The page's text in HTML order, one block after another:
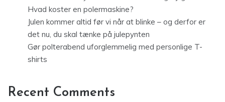
Hvad koster en polermaskine?
Julen kommer altid før vi når at blinke – og derfor er
det nu, du skal tænke på julepynten
Gør polterabend uforglemmelig med personlige T-
shirts
Recent Comments